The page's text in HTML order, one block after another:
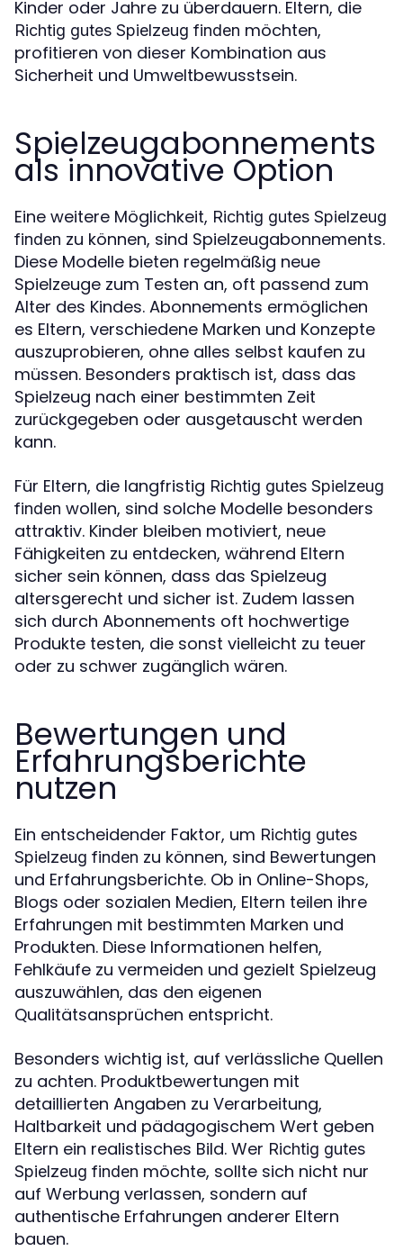
Kinder oder Jahre zu überdauern. Eltern, die
Richtig gutes Spielzeug finden möchten,
profitieren von dieser Kombination aus
Sicherheit und Umweltbewusstsein.
Spielzeugabonnements
als innovative Option
Eine weitere Möglichkeit, Richtig gutes Spielzeug
finden zu können, sind Spielzeugabonnements.
Diese Modelle bieten regelmäßig neue
Spielzeuge zum Testen an, oft passend zum
Alter des Kindes. Abonnements ermöglichen
es Eltern, verschiedene Marken und Konzepte
auszuprobieren, ohne alles selbst kaufen zu
müssen. Besonders praktisch ist, dass das
Spielzeug nach einer bestimmten Zeit
zurückgegeben oder ausgetauscht werden
kann.
Für Eltern, die langfristig Richtig gutes Spielzeug
finden wollen, sind solche Modelle besonders
attraktiv. Kinder bleiben motiviert, neue
Fähigkeiten zu entdecken, während Eltern
sicher sein können, dass das Spielzeug
altersgerecht und sicher ist. Zudem lassen
sich durch Abonnements oft hochwertige
Produkte testen, die sonst vielleicht zu teuer
oder zu schwer zugänglich wären.
Bewertungen und
Erfahrungsberichte
nutzen
Ein entscheidender Faktor, um Richtig gutes
Spielzeug finden zu können, sind Bewertungen
und Erfahrungsberichte. Ob in Online-Shops,
Blogs oder sozialen Medien, Eltern teilen ihre
Erfahrungen mit bestimmten Marken und
Produkten. Diese Informationen helfen,
Fehlkäufe zu vermeiden und gezielt Spielzeug
auszuwählen, das den eigenen
Qualitätsansprüchen entspricht.
Besonders wichtig ist, auf verlässliche Quellen
zu achten. Produktbewertungen mit
detaillierten Angaben zu Verarbeitung,
Haltbarkeit und pädagogischem Wert geben
Eltern ein realistisches Bild. Wer Richtig gutes
Spielzeug finden möchte, sollte sich nicht nur
auf Werbung verlassen, sondern auf
authentische Erfahrungen anderer Eltern
bauen.